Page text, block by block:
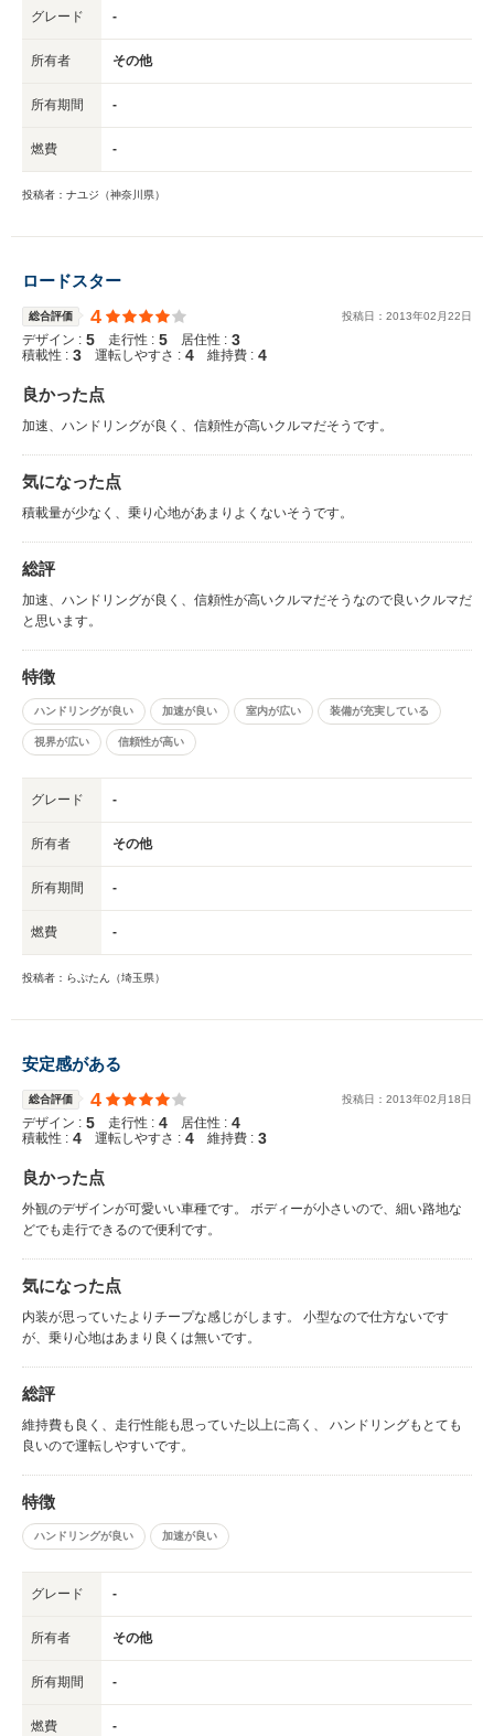
グレード -
所有者 その他
所有期間 -
燃費 -
投稿者：ナユジ（神奈川県）
ロードスター
総合評価 4 投稿日： 2013年02 月22日
デザイン : 5 走行性 : 5 居住性 : 3
積載性 : 3 運転しやすさ : 4 維持費 : 4
良かった点
加速、ハンドリングが良く、信頼性が高いクルマだそうです。
気になった点
積載量が少なく、乗り心地があまりよくないそうです。
総評
加速、ハンドリングが良く、信頼性が高いクルマだそうなので良いクルマだ
と思います。
特徴
ハンドリングが良い 加速が良い 室内が広い 装備が充実している
視界が広い 信頼性が高い
グレード -
所有者 その他
所有期間 -
燃費 -
投稿者：らぷたん（埼玉県）
安定感がある
総合評価 4 投稿日： 2013年02 月 18日
デザイン : 5 走行性 : 4 居住性 : 4
積載性 : 4 運転しやすさ : 4 維持費 : 3
良かった点
外観のデザインが可愛いい車種です。 ボディーが小さいので、細い路地な
どでも走行できるので便利です。
気になった点
内装が思っていたよりチープな感じがします。 小型なので仕方ないです
が、乗り心地はあまり良くは無いです。
総評
維持費も良く、走行性能も思っていた以上に高く、 ハンドリングもとても
良いので運転しやすいです。
特徴
ハンドリングが良い 加速が良い
グレード -
所有者 その他
所有期間 -
燃費 -